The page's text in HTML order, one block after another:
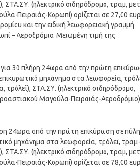
(ηλεκτρικό σιδηρόδρομο, τραμ,
Πειραιάς-Κορωπί) ορίζεται σε 27,00
και την ειδική λεωφορειακή γραμμή
– Αεροδρόμιο. Μειωμένη τιμή της
για 30 πλήρη 24ωρα από την πρώτη
μηχάνημα στα λεωφορεία,
ΣΤΑ.ΣΥ. (ηλεκτρικό σιδηρόδρομο,
Μαγούλα-Πειραιάς-Αεροδρόμιο)
24ωρα από την πρώτη επικύρωση σε πύλη
μηχάνημα στα λεωφορεία, τρόλεϊ, τραμ
(ηλεκτρικό σιδηρόδρομο, τραμ,
Πειραιάς-Κορωπί) ορίζεται σε 78,00